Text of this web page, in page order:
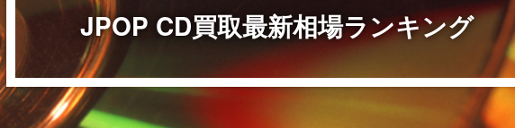
JPOP CD買取最新相場ランキング